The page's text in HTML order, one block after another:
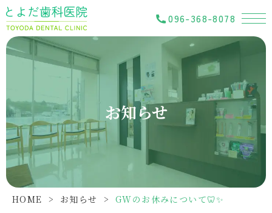
096-368-8078
お知らせ
HOME > お知らせ > GWのお休みについて🦷✨